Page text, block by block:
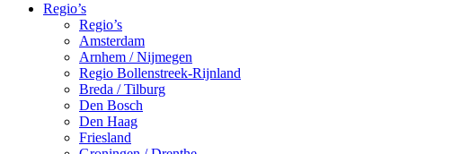
Regio’s
Regio’s
Amsterdam
Arnhem / Nijmegen
Regio Bollenstreek-Rijnland
Breda / Tilburg
Den Bosch
Den Haag
Friesland